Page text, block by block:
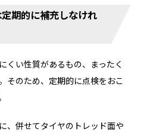
期的に補充しなけれ
くい性質があるもの、まったく
そのため、定期的に点検をおこ
、併せてタイヤのトレッド面や